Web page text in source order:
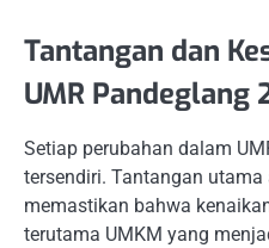
Tantangan dan
UMR Pandeglang
Setiap perubahan dalam
tersendiri. Tantangan
memastikan bahwa
terutama UMKM yang